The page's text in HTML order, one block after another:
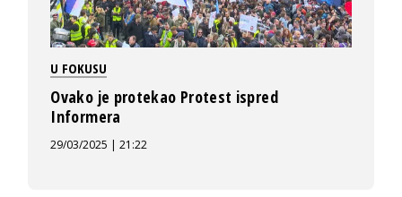
U FOKUSU
Ovako je protekao Protest ispred
Informera
29/03/2025 | 21:22